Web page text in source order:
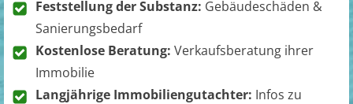
Feststellung der Substanz: Gebäudeschäden &
Sanierungsbedarf
Kostenlose Beratung: Verkaufsberatung ihrer
Immobilie
Langjährige Immobiliengutachter: Infos zu